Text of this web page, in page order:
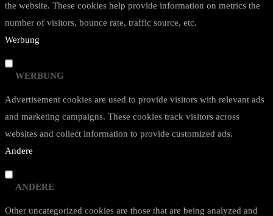
the website. These cookies help provide information on metrics the
number of visitors, bounce rate, traffic source, etc.
Werbung
WERBUNG
Advertisement cookies are used to provide visitors with relevant ads
and marketing campaigns. These cookies track visitors across
websites and collect information to provide customized ads.
Andere
ANDERE
Other uncategorized cookies are those that are being analyzed and